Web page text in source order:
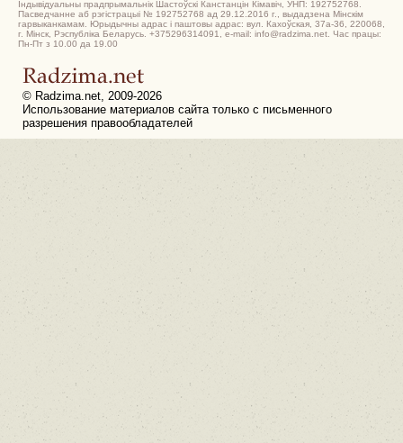
Індывідуальны прадпрымальнік Шастоўскі Канстанцін Кімавіч, УНП: 192752768.
Пасведчанне аб рэгістрацыі № 192752768 ад 29.12.2016 г., выдадзена Мінскім
гарвыканкамам. Юрыдычны адрас і паштовы адрас: вул. Кахоўская, 37а-36, 220068,
г. Мінск, Рэспубліка Беларусь. +375296314091, e-mail: info@radzima.net. Час працы:
Пн-Пт з 10.00 да 19.00
© Radzima.net, 2009-2026
Использование материалов сайта только с письменного
разрешения правообладателей